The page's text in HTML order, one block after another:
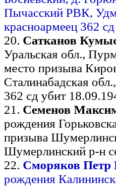
Пычасский РВК,
красноармеец 362
20. Сатканов
Уральская обл.,
место призыва
Сталинабадская
362 сд убит
21. Семенов
рождения
призыва
Шумерлинский р-н
22. Сморяков Петр
рождения